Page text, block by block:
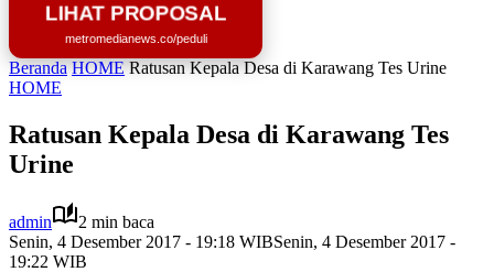
LIHAT PROPOSAL
metromedianews.co/peduli
Beranda HOME Ratusan Kepala Desa di Karawang Tes Urine
HOME
Ratusan Kepala Desa di Karawang Tes
Urine
admin
2 min baca
Senin, 4 Desember 2017 - 19:18 WIBSenin, 4 Desember 2017 -
19:22 WIB